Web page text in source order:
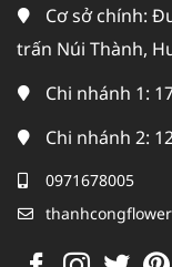
Cơ sở chính:
trấn Núi Thành,
Chi nhánh 1:
Chi nhánh 2:
0971678005